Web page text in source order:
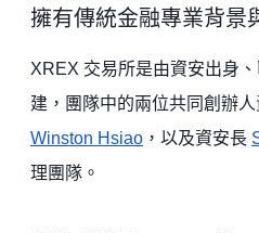
擁有傳統金融專業背景
XREX 交易所是由資安出身
建，團隊中的兩位共同創辦
Winston Hsiao ，以及資安長
理團隊。